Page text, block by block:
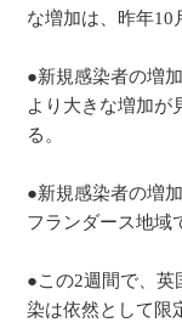
な増加は、昨年10
●新規感染者の増
より大きな増加が
る。
●新規感染者の増
フランダース地域
●この2週間で、英
染は依然として限